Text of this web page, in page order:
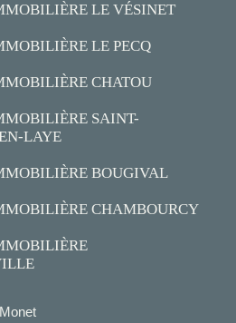
LE VÉSINET
LE PECQ
CHATOU
SAINT-
LAYE
BOUGIVAL
CHAMBOURCY